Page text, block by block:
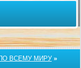
ВСЕМУ МИРУ»